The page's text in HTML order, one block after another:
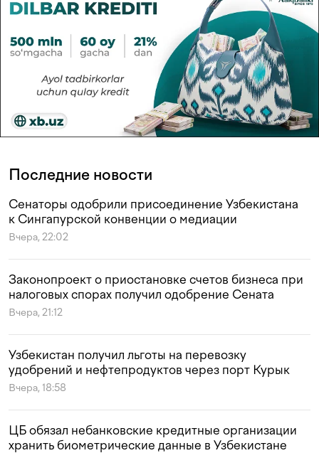
Последние новости
Сенаторы одобрили присоединение Узбекистана
к Сингапурской конвенции о медиации
Вчера, 22:02
Законопроект о приостановке счетов бизнеса при
налоговых спорах получил одобрение Сената
Вчера, 21:12
Узбекистан получил льготы на перевозку
удобрений и нефтепродуктов через порт Курык
Вчера, 18:58
ЦБ обязал небанковские кредитные организации
хранить биометрические данные в Узбекистане